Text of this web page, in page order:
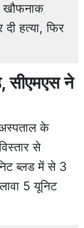
खौफनाक
दी हत्या, फिर
सीएमएस ने
अस्पताल के
से
ब्लड में से 3
5 यूनिट